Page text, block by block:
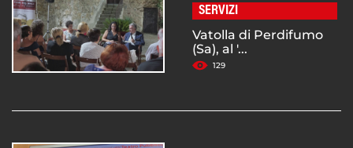
SERVIZI
Vatolla di Perdifumo
(Sa), al '...
129